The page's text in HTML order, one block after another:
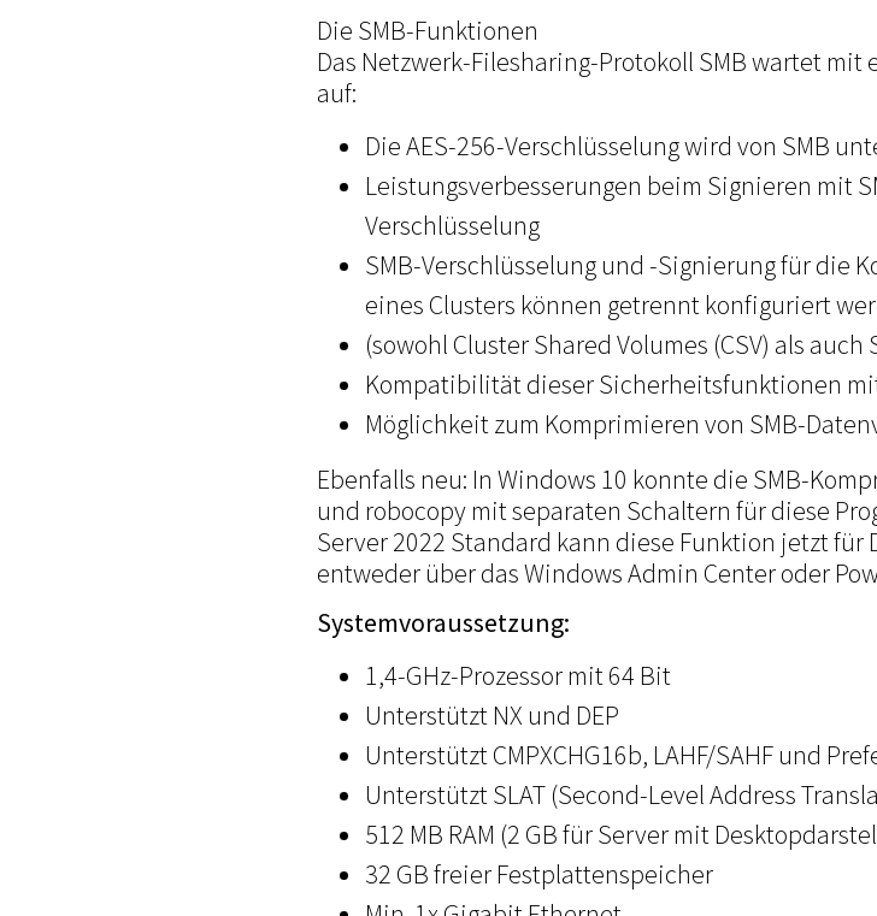
Die SMB-Funktionen
Das Netzwerk-Filesharing-Protokoll SMB wartet mit
auf:
Die AES-256-Verschlüsselung wird von SMB
Leistungsverbesserungen beim Signieren mit
Verschlüsselung
SMB-Verschlüsselung und -Signierung für die
eines Clusters können getrennt konfiguriert
(sowohl Cluster Shared Volumes (CSV) als auch
Kompatibilität dieser Sicherheitsfunktionen
Möglichkeit zum Komprimieren von SMB-
Ebenfalls neu: In Windows 10 konnte die SMB-
und robocopy mit separaten Schaltern für diese
Server 2022 Standard kann diese Funktion jetzt
entweder über das Windows Admin Center oder
Systemvoraussetzung:
1,4-GHz-Prozessor mit 64 Bit
Unterstützt NX und DEP
Unterstützt CMPXCHG16b, LAHF/SAHF und
Unterstützt SLAT (Second-Level Address
512 MB RAM (2 GB für Server mit
32 GB freier Festplattenspeicher